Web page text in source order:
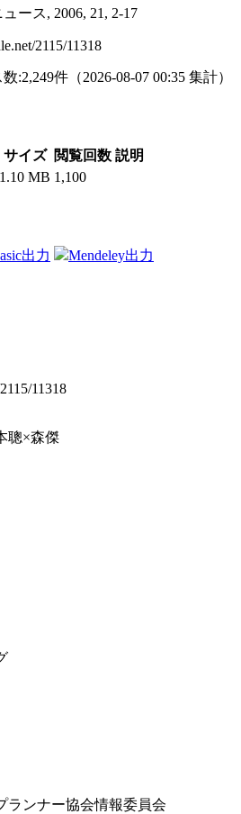
ース, 2006, 21, 2-17
2115/11318
数:2,249件 （2026-08-07 00:35 集計）
サイズ 閲覧回数 説明
1.10 MB 1,100
出力 Mendeley出力
11318
聰×森傑
ランナー協会情報委員会